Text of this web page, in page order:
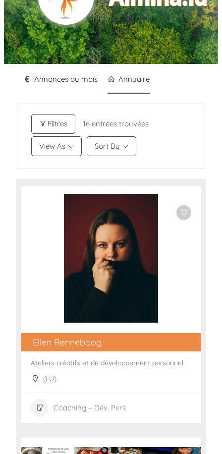
Annonces du mois Annuaire
Filtres 16 entrées trouvées
View As Sort By
Ellen Renneboog
Ateliers créatifs et de développement personnel
(LU)
Coaching – Dév. Pers.